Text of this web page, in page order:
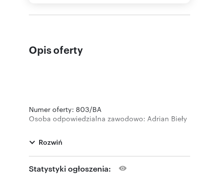
Opis oferty
Numer oferty: 803/BA
Osoba odpowiedzialna zawodowo: Adrian Bieły
Rozwiń
Statystyki ogłoszenia: